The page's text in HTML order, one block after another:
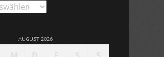
AUGUST 2026